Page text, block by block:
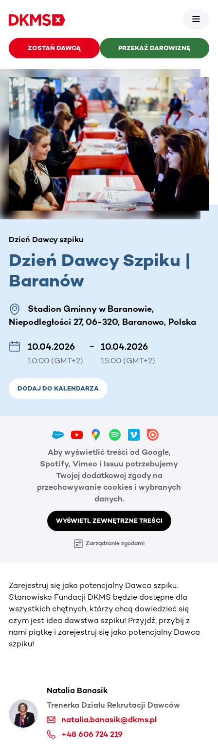
ZOSTAŃ DAWCĄ PRZEKAŻ DAROWIZNĘ
Dzień Dawcy szpiku
Dzień Dawcy Szpiku |
Baranów
Stadion Gminny w Baranowie,
Niepodległości 27, 06-320, Baranowo, Polska
10.04.2026
10:00 (GMT+2)
– 10.04.2026
15:00 (GMT+2)
DODAJ DO KALENDARZA
Aby wyświetlić treści od Google,
Spotify, Vimeo i Issuu potrzebujemy
Twojej dodatkowej zgody na
przechowywanie cookies i wybranych
danych.
WYŚWIETL ZEWNĘTRZNE TREŚCI
Zarządzanie zgodami
Zarejestruj się jako potencjalny Dawca szpiku.
Stanowisko Fundacji DKMS będzie dostępne dla
wszystkich chętnych, którzy chcą dowiedzieć się
czym jest idea dawstwa szpiku! Przyjdź, przybij z
nami piątkę i zarejestruj się jako potencjalny Dawca
szpiku!
Natalia Banasik
Trenerka Działu Rekrutacji Dawców
natalia.banasik@dkms.pl
+48 606 724 219